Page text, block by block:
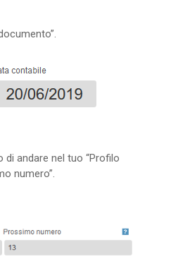
andare nel tuo “Profilo
numero”.